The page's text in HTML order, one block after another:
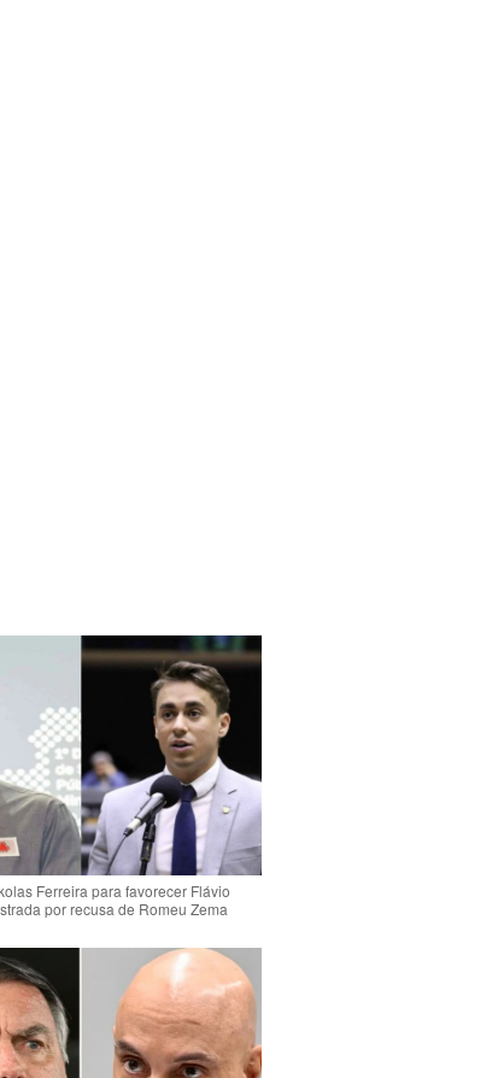
Ferreira para favorecer Flávio
por recusa de Romeu Zema